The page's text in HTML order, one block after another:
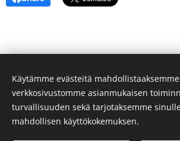
Käytämme evästeitä mahdollistaaksemme
verkkosivustomme asianmukaisen
turvallisuuden sekä tarjotaksemme
mahdollisen käyttökokemuksen.